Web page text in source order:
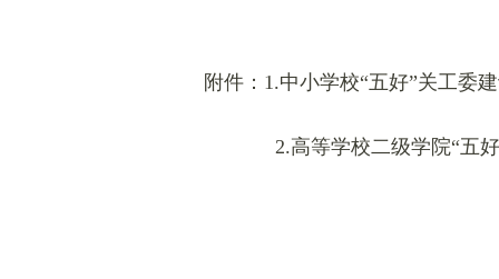
附件：1.中小学校“五好”关工委
2.高等学校二级学院“五